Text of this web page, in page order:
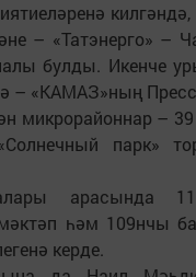
– «Татэнерго»
булды. Икенче
– «КАМАЗ»ның
микрорайоннар –
парк»
арасында
һәм 109нчы
керде.